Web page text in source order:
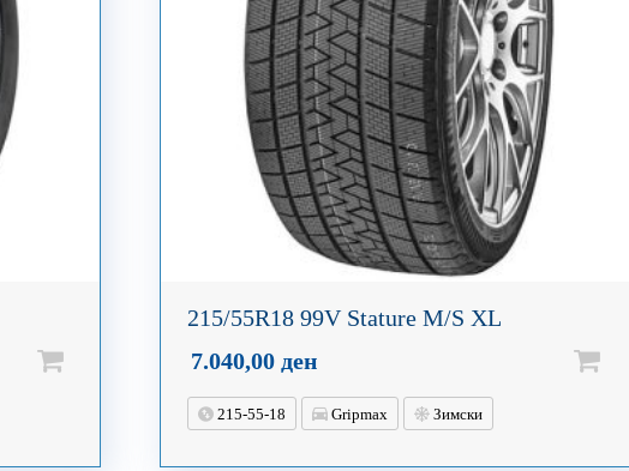
215/55R18 99V Stature M/S XL
7.040,00 ден
215-55-18 Gripmax Зимски